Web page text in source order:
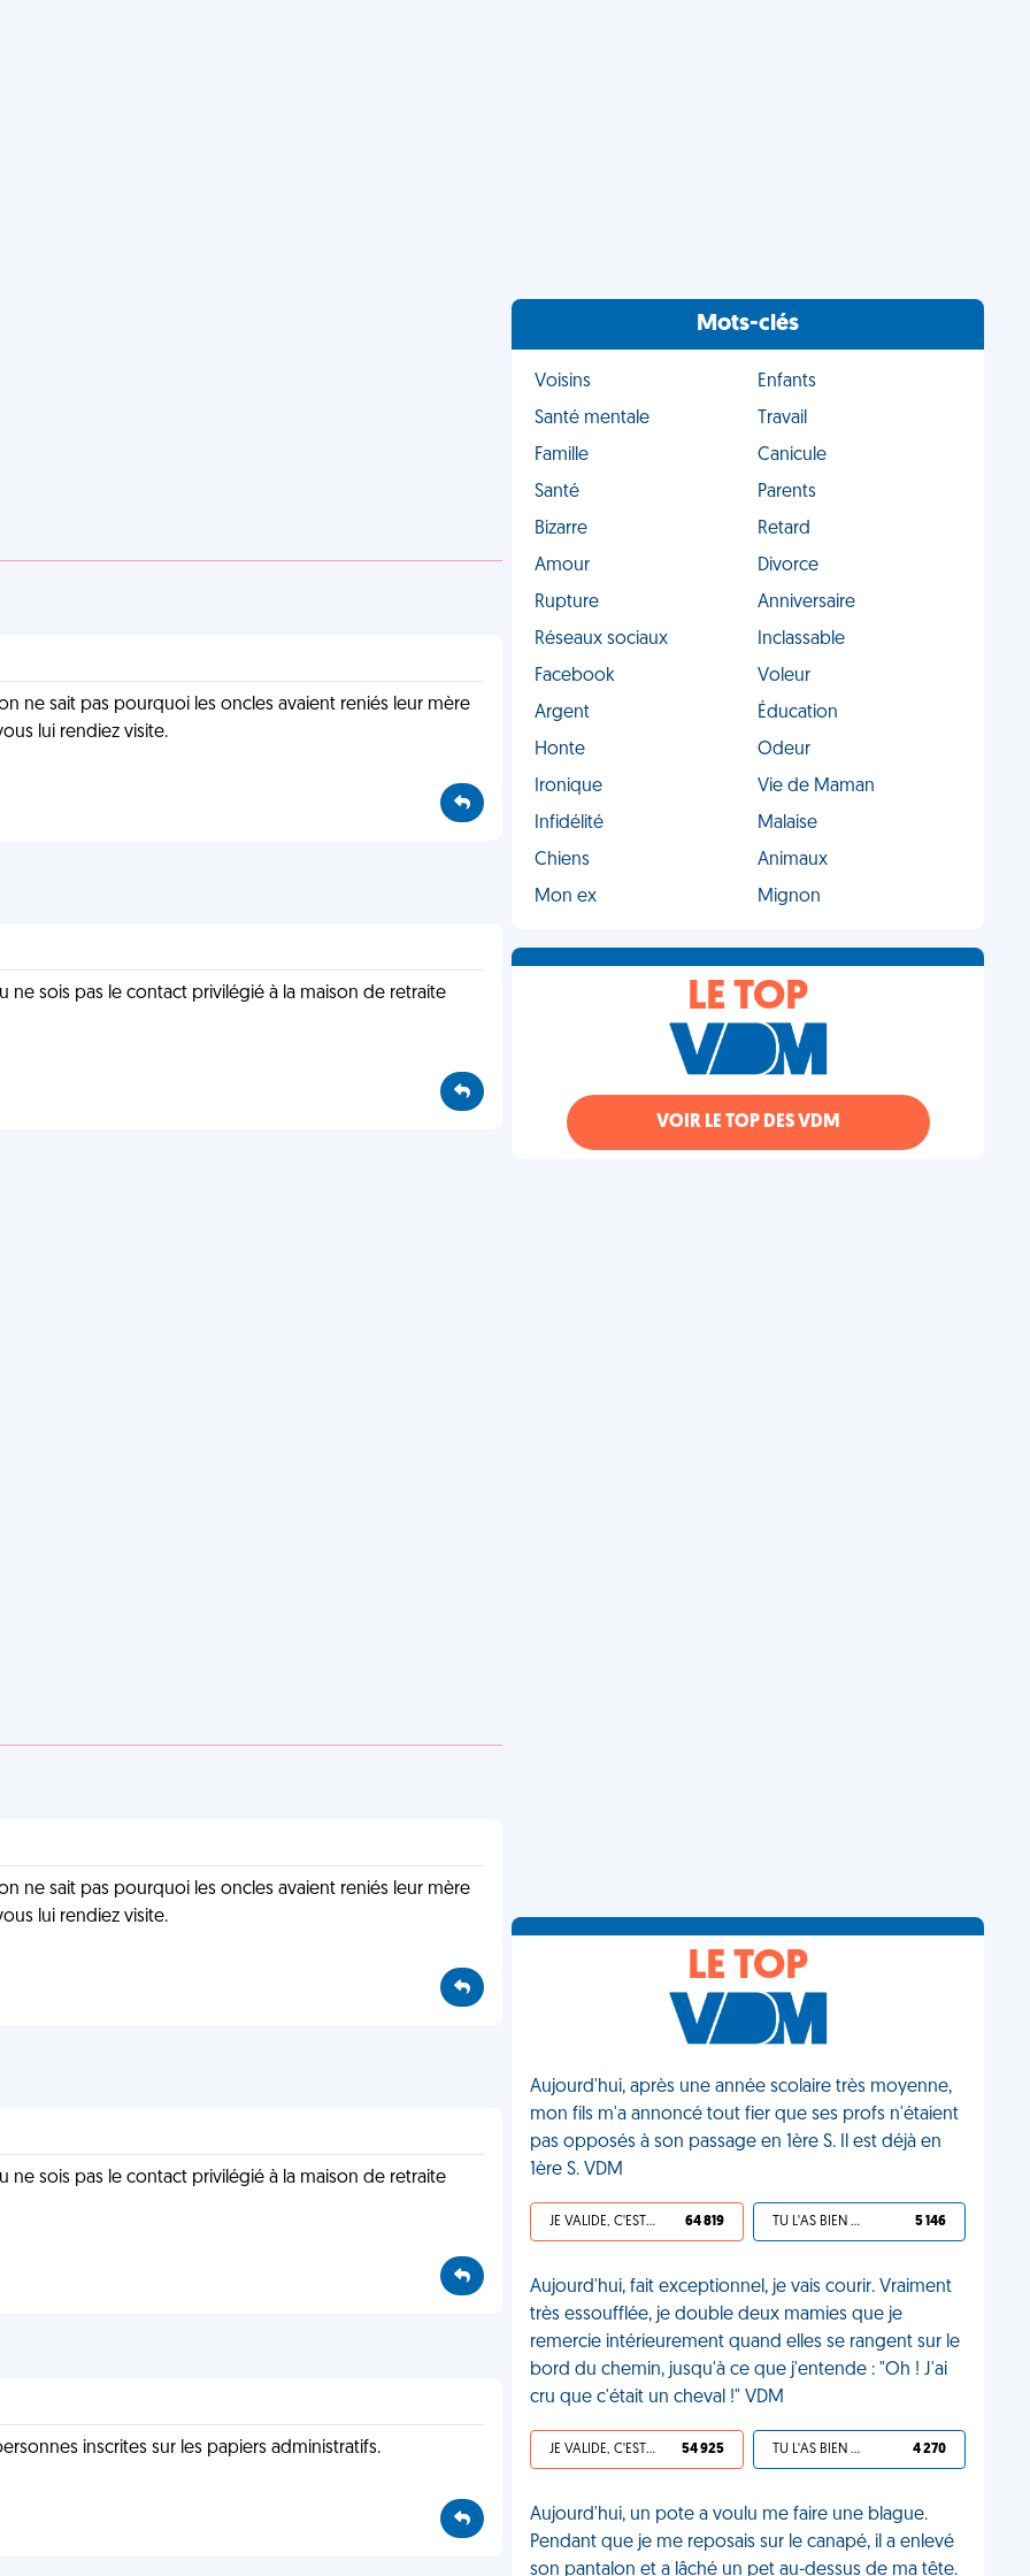
ne sait pas pourquoi les oncles avaient reniés leur mère
lui rendiez visite.
ne sois pas le contact privilégié à la maison de retraite
ne sait pas pourquoi les oncles avaient reniés leur mère
lui rendiez visite.
ne sois pas le contact privilégié à la maison de retraite
inscrites sur les papiers administratifs.
Mots-clés
Voisins
Enfants
Santé mentale
Travail
Famille
Canicule
Santé
Parents
Bizarre
Retard
Amour
Divorce
Rupture
Anniversaire
Réseaux sociaux
Inclassable
Facebook
Voleur
Argent
Éducation
Honte
Odeur
Ironique
Vie de Maman
Infidélité
Malaise
Chiens
Animaux
Mon ex
Mignon
LE TOP
VOIR LE TOP DES VDM
LE TOP
Aujourd'hui, après une année scolaire très moyenne,
mon fils m'a annoncé tout fier que ses profs n'étaient
pas opposés à son passage en 1ère S. Il est déjà en
1ère S. VDM
JE VALIDE, C'EST UNE VDM 64 819 TU L'AS BIEN MÉRITÉ 5 146
Aujourd'hui, fait exceptionnel, je vais courir. Vraiment
très essoufflée, je double deux mamies que je
remercie intérieurement quand elles se rangent sur le
bord du chemin, jusqu'à ce que j'entende : "Oh ! J'ai
cru que c'était un cheval !" VDM
JE VALIDE, C'EST UNE VDM 54 925 TU L'AS BIEN MÉRITÉ 4 270
Aujourd'hui, un pote a voulu me faire une blague.
Pendant que je me reposais sur le canapé, il a enlevé
son pantalon et a lâché un pet au-dessus de ma tête.